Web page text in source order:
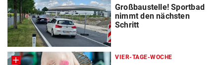
Großbaustelle! Sportbad
nimmt den nächsten
Schritt
VIER-TAGE-WOCHE